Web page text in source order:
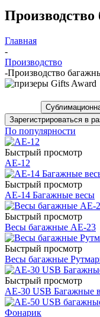
Главная
-
Производство
-Производство
Зарегистрироваться в
По популярности
Быстрый просмотр
AE-12
Быстрый просмотр
AE-14 Багажные весы
Быстрый просмотр
Весы багажные AE-23
Быстрый просмотр
Весы багажные
Быстрый просмотр
AE-30 USB Багажные